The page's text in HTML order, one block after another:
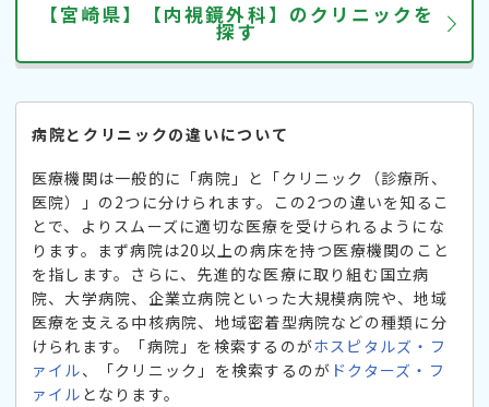
【宮崎県】【内視鏡外科】のクリニックを
探す
病院とクリニックの違いについて
医療機関は一般的に「病院」と「クリニック（診療所、
医院）」の2つに分けられます。この2つの違いを知るこ
とで、よりスムーズに適切な医療を受けられるようにな
ります。まず病院は20以上の病床を持つ医療機関のこと
を指します。さらに、先進的な医療に取り組む国立病
院、大学病院、企業立病院といった大規模病院や、地域
医療を支える中核病院、地域密着型病院などの種類に分
けられます。「病院」を検索するのがホスピタルズ・フ
ァイル、「クリニック」を検索するのが ドクターズ・フ
ァイル となります。